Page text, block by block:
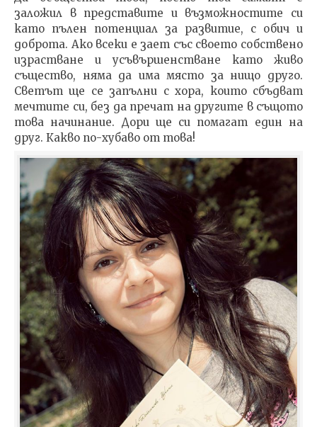
заложил в представите и възможностите си
като пълен потенциал за развитие, с обич и
доброта. Ако всеки е зает със своето собствено
израстване и усъвършенстване като живо
същество, няма да има място за нищо друго.
Светът ще се запълни с хора, които сбъдват
мечтите си, без да пречат на другите в същото
това начинание. Дори ще си помагат един на
друг. Какво по-хубаво от това!